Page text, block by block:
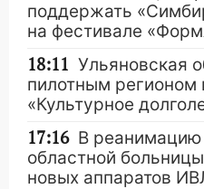
поддержать
на фестивале
18:11 Ульяновская
пилотным регионом
«Культурное
17:16 В реанимацию
областной
новых аппаратов